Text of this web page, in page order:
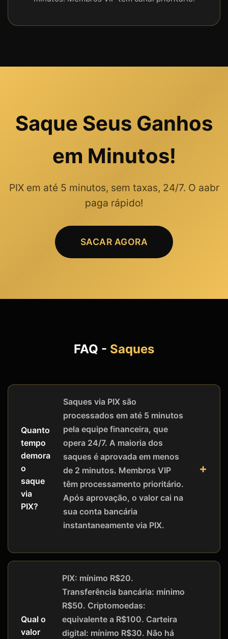
Saque Seus Ganhos
em Minutos!
PIX em até 5 minutos, sem taxas, 24/7. O aabr
paga rápido!
SACAR AGORA
FAQ - Saques
Quanto
tempo
demora
o
saque
via
PIX?
Saques via PIX são
processados em até 5 minutos
pela equipe financeira, que
opera 24/7. A maioria dos
saques é aprovada em menos
de 2 minutos. Membros VIP
têm processamento prioritário.
Após aprovação, o valor cai na
sua conta bancária
instantaneamente via PIX.
Qual o
valor
PIX: mínimo R$20.
Transferência bancária: mínimo
R$50. Criptomoedas:
equivalente a R$100. Carteira
digital: mínimo R$30. Não há